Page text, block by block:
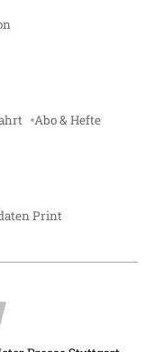
Abo & Hefte
Print